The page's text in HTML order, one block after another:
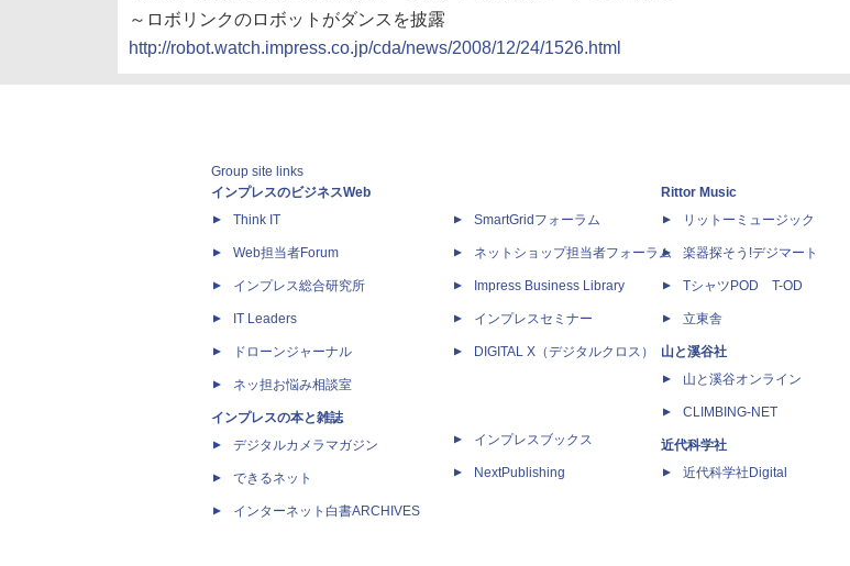
～ロボリンクのロボットがダンスを披露
http://robot.watch.impress.co.jp/cda/news/2008/12/24/1526.html
Group site links
インプレスのビジネスWeb
Think IT
Web担当者Forum
インプレス総合研究所
IT Leaders
ドローンジャーナル
ネッ担お悩み相談室
インプレスの本と雑誌
デジタルカメラマガジン
できるネット
インターネット白書ARCHIVES
SmartGridフォーラム
ネットショップ担当者フォーラム
Impress Business Library
インプレスセミナー
DIGITAL X（デジタルクロス）
インプレスブックス
NextPublishing
Rittor Music
リットーミュージック
楽器探そう!デジマート
TシャツPOD T-OD
立東舎
山と溪谷社
山と溪谷オンライン
CLIMBING-NET
近代科学社
近代科学社Digital